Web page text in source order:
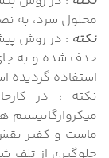
محلول سرد، به
نکته : در روش
استفاده گردیده
نکته : در
میکروارگانیستم
ماست و کفیر نقش